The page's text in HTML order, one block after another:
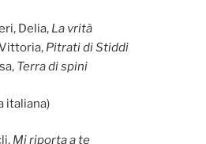
Delia, La vrità
Pitrati di Stiddi
Terra di spini
italiana)
Mi riporta a te